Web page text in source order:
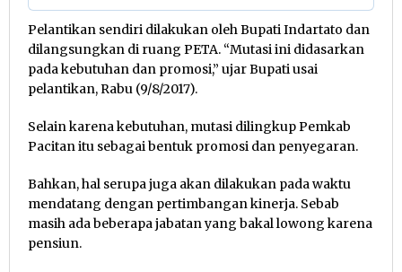
Pelantikan sendiri dilakukan oleh Bupati Indartato dan
dilangsungkan di ruang PETA. “Mutasi ini didasarkan
pada kebutuhan dan promosi,” ujar Bupati usai
pelantikan, Rabu (9/8/2017).
Selain karena kebutuhan, mutasi dilingkup Pemkab
Pacitan itu sebagai bentuk promosi dan penyegaran.
Bahkan, hal serupa juga akan dilakukan pada waktu
mendatang dengan pertimbangan kinerja. Sebab
masih ada beberapa jabatan yang bakal lowong karena
pensiun.